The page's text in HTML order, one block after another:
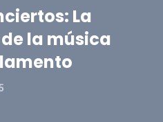
La
la música